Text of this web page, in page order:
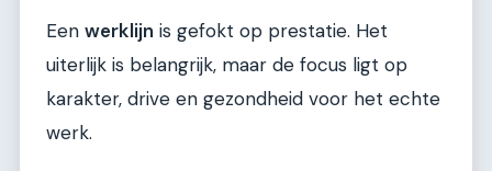
Een werklijn is gefokt op prestatie. Het
uiterlijk is belangrijk, maar de focus ligt op
karakter, drive en gezondheid voor het echte
werk.